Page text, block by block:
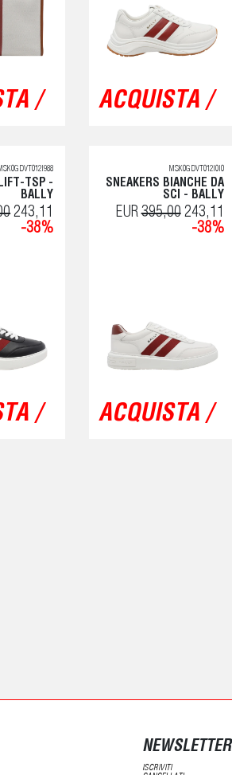
/ ACQUISTA /
TSP -
BALLY
243,11
-38%
/
MSK0GDVT012I0I0
SNEAKERS BIANCHE DA
SCI - BALLY
EUR395,00243,11
-38%
ACQUISTA /
NEWSLETTER
ISCRIVITI